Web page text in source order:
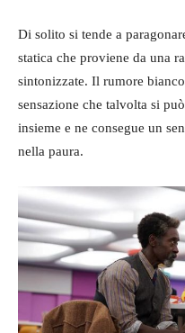
Di solito si tende a
statica che proviene da una
sintonizzate. Il rumore
sensazione che talvolta si
insieme e ne consegue un
nella paura.